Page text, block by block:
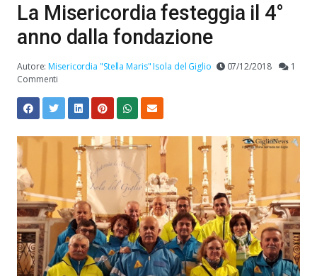
La Misericordia festeggia il 4°
anno dalla fondazione
Autore:Misericordia "Stella Maris" Isola del Giglio 07/12/2018
1
Commenti